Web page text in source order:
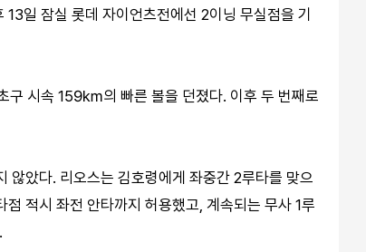
일 잠실 롯데 자이언츠전에선 2이닝 무실점을 기
구 시속 159㎞의 빠른 볼을 던졌다. 이후 두 번째로
않았다. 리오스는 김호령에게 좌중간 2루타를 맞으
적시 좌전 안타까지 허용했고, 계속되는 무사 1루